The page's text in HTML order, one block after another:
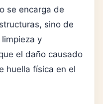
se encarga de
sino de
y
el daño causado
huella física en el